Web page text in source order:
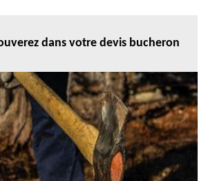
dans votre devis bucheron